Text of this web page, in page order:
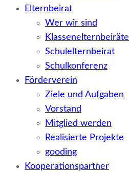
Elternbeirat
Wer wir sind
Klassenelternbeiräte
Schulelternbeirat
Schulkonferenz
Förderverein
Ziele und Aufgaben
Vorstand
Mitglied werden
Realisierte Projekte
gooding
Kooperationspartner